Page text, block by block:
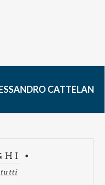
del suo tour di
22 repliche tutte sold
condotto da
in seconda serata
CATTELAN
tutti